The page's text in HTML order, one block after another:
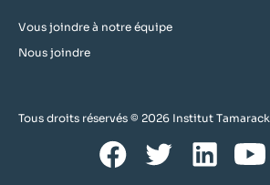
Vous joindre à notre équipe
Nous joindre
Tous droits réservés © 2026 Institut Tamarack